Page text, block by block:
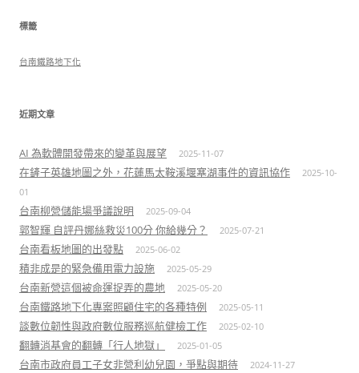
鍵
標籤
台南鐵路地下化
近期文章
AI 為軟體開發帶來的變革與展望 2025-11-07
在鏟子英雄地圖之外，花蓮馬太鞍溪堰塞湖事件的資訊協作
2025-10-
01
台南柳營儲能場爭議說明 2025-09-04
郭智輝 自評丹娜絲救災100分 你給幾分？ 2025-07-21
台南看板地圖的出發點 2025-06-02
積非成是的緊急備用電力設施 2025-05-29
台南新營這個被命運捉弄的農地 2025-05-20
台南鐵路地下化專案照顧住宅的各種特例 2025-05-11
談數位韌性與政府數位服務巡航健檢工作 2025-02-10
翻轉消基會的翻轉「行人地獄」 2025-01-05
台南市政府員工子女非營利幼兒園，爭點與期待 2024-11-27